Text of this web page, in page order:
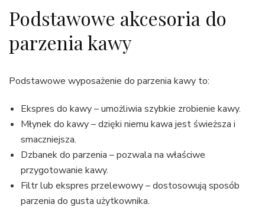
Podstawowe akcesoria do
parzenia kawy
Podstawowe wyposażenie do parzenia kawy to:
Ekspres do kawy – umożliwia szybkie zrobienie kawy.
Młynek do kawy – dzięki niemu kawa jest świeższa i
smaczniejsza.
Dzbanek do parzenia – pozwala na właściwe
przygotowanie kawy.
Filtr lub ekspres przelewowy – dostosowują sposób
parzenia do gusta użytkownika.